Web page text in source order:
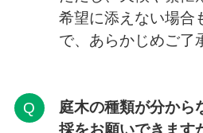
希望に添えない場合
で、あらかじめご了
庭木の種類が分から